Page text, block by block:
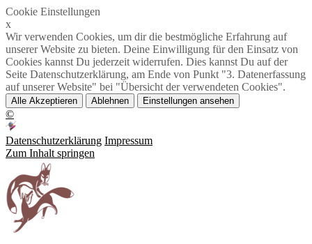
Cookie Einstellungen
x
Wir verwenden Cookies, um dir die bestmögliche Erfahrung auf
unserer Website zu bieten. Deine Einwilligung für den Einsatz von
Cookies kannst Du jederzeit widerrufen. Dies kannst Du auf der
Seite Datenschutzerklärung, am Ende von Punkt "3. Datenerfassung
auf unserer Website" bei "Übersicht der verwendeten Cookies".
Alle Akzeptieren Ablehnen Einstellungen ansehen
©
Datenschutzerklärung Impressum
Zum Inhalt springen